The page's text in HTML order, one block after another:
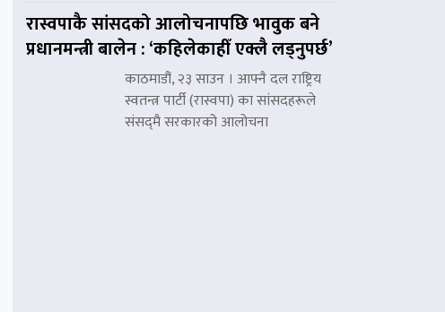
रास्वपाकै सांसदको आलोचनापछि भावुक बने
प्रधानमन्त्री बालेन : ‘कहिलेकाहीँ एक्लै लड्नुपर्छ’
काठमाडौं, २३ साउन । आफ्नै दल राष्ट्रिय
स्वतन्त्र पार्टी (रास्वपा) का सांसदहरूले
संसद्‌मै सरकारको आलोचना